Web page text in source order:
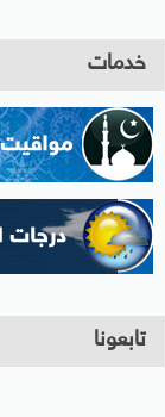
خدمات
تابعونا